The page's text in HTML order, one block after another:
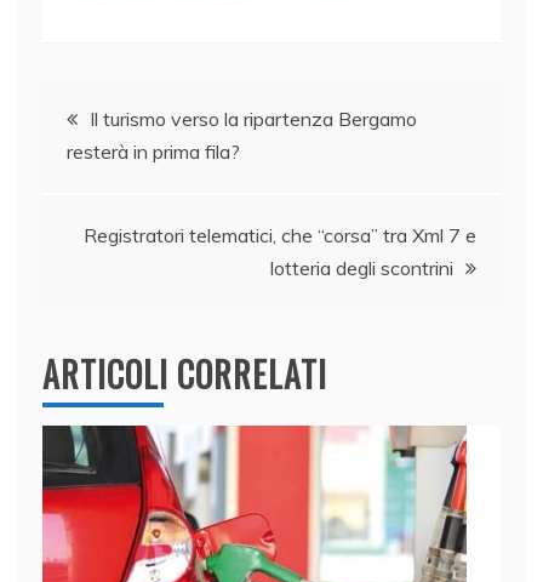
b
o
k
dI
n
A
vi
Navigazione
articoli
Il turismo verso la ripartenza Bergamo
resterà in prima fila?
Registratori telematici, che “corsa” tra Xml 7 e
lotteria degli scontrini
ARTICOLI CORRELATI